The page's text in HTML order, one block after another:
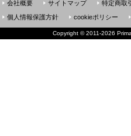
会社概要 サイトマップ 特定商取
個人情報保護方針
cookieポリシー
Copyright ©2011-2026